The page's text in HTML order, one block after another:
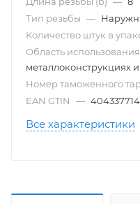
Тип резьбы —
Количество штук в
Область использования
металлоконструкциях
Номер таможенного
EAN GTIN
—
Все характеристики